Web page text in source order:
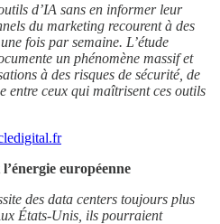
d’IA sans en informer leur
du marketing recourent à des
fois par semaine. L’étude
un phénomène massif et
à des risques de sécurité, de
entre ceux qui maîtrisent ces outils
européenne
des data centers toujours plus
États-Unis, ils pourraient